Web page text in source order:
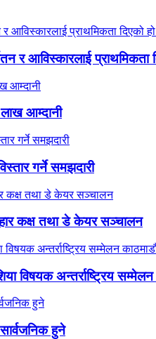
र आविस्कारलाई प्राथमिकता
आम्दानी
गर्ने समझदारी
कक्ष तथा डे केयर सञ्चालन
विषयक अन्तर्राष्ट्रिय
हुने